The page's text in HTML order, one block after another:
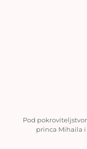
Pod
princa Mihaila